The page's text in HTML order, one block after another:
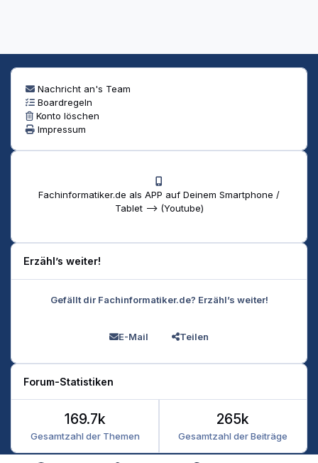
Nachricht an's Team
Boardregeln
Konto löschen
Impressum
Fachinformatiker.de als APP auf Deinem Smartphone /
Tablet --> (Youtube)
Erzähl’s weiter!
Gefällt dir Fachinformatiker.de? Erzähl’s weiter!
E-Mail Teilen
Forum-Statistiken
Gesamtzahl der Themen
169.7k
Gesamtzahl der Beiträge
265k